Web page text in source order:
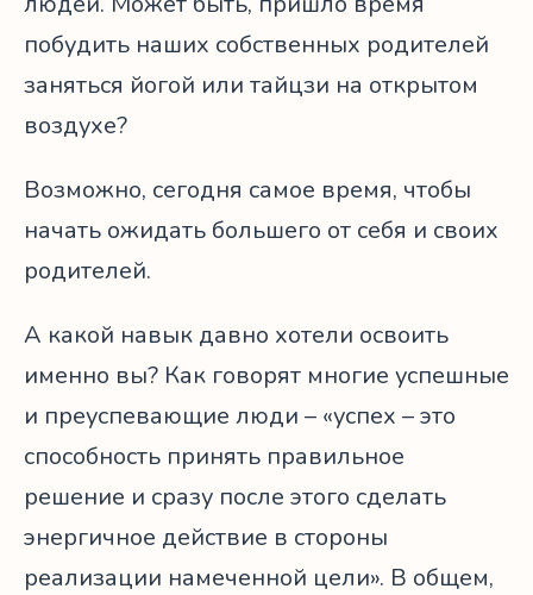
побудить наших собственных родителей
заняться йогой или тайцзи на открытом
воздухе?
Возможно, сегодня самое время, чтобы
начать ожидать большего от себя и своих
родителей.
А какой навык давно хотели освоить
именно вы? Как говорят многие успешные
и преуспевающие люди – «успех – это
способность принять правильное
решение и сразу после этого сделать
энергичное действие в стороны
реализации намеченной цели». В общем,